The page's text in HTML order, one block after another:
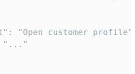
"Open customer